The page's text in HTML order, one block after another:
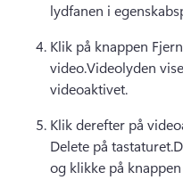
lydfanen i
Klik på knappen
video.Videolyden
videoaktivet.
Klik derefter på
Delete på
og klikke på knappen